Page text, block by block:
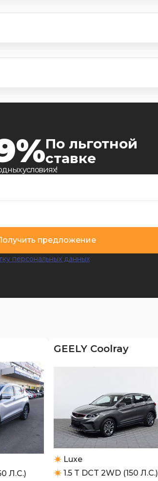
По льготной
ставке
условиях!
предложение
персональных данных
Л.С.)
GEELY Coolray
Luxe
1.5 T DCT 2WD (150 Л.С.)